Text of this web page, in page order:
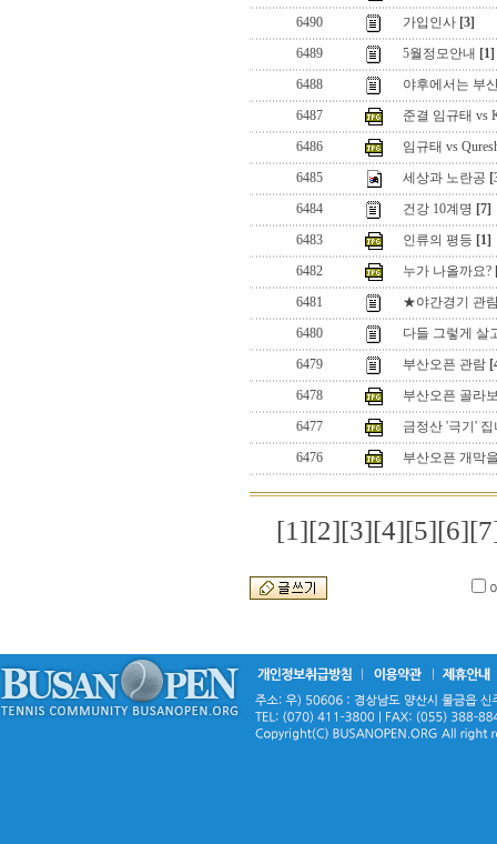
6490
가입인사 [3]
6489
5월정모안내 [1]
6488
야후에서는 부
6487
준결 임규태 vs
6486
임규태 vs
6485
세상과 노란공
6484
건강 10계명 [7]
6483
인류의 평등 [1]
6482
누가 나올까요?
6481
★야간경기 관
6480
다들 그렇게 살
6479
부산오픈 관람
6478
부산오픈 골라
6477
금정산 '극기'
6476
부산오픈 개막
[1][2][3][4][5][6]